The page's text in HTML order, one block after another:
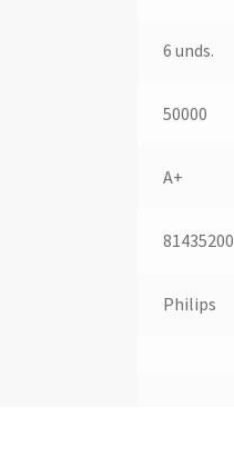
6 unds.
50000
A+
81435200
Philips